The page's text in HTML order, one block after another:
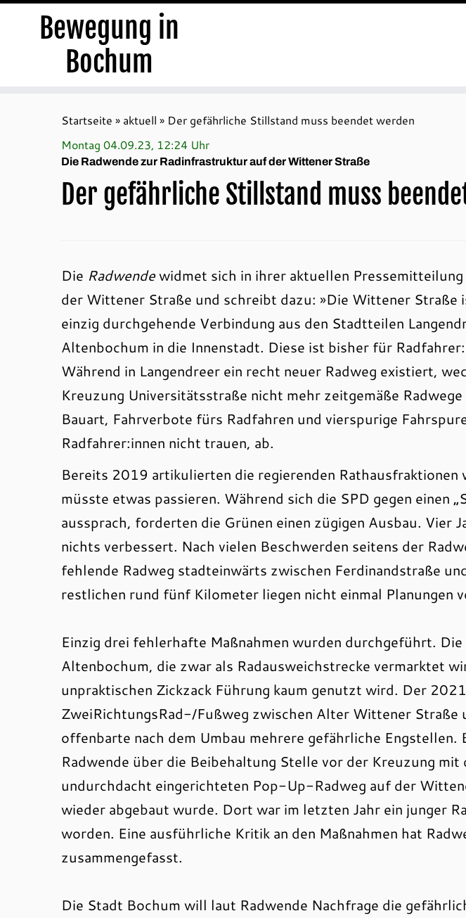
Bewegung in
Bochum
Startseite » aktuell » Der gefährliche Stillstand muss beendet werden
Montag 04.09.23, 12:24 Uhr
Die Radwende zur Radinfrastruktur auf der Wittener Straße
Der gefährliche Stillstand muss
Die Radwendewidmet sich in ihrer aktuellen
der Wittener Straße und schreibt dazu: »Die Wittener Straße
einzig durchgehende Verbindung aus den Stadtteilen
Altenbochum in die Innenstadt. Diese ist bisher für
Während in Langendreer ein recht neuer Radweg existiert,
Kreuzung Universitätsstraße nicht mehr zeitgemäße
Bauart, Fahrverbote fürs Radfahren und vierspurige
Radfahrer:innen nicht trauen, ab.
Bereits 2019 artikulierten die regierenden Rathausfraktionen
müsste etwas passieren. Während sich die SPD gegen einen
aussprach, forderten die Grünen einen zügigen Ausbau. Vier
nichts verbessert. Nach vielen Beschwerden seitens der
fehlende Radweg stadteinwärts zwischen Ferdinandstraße
restlichen rund fünf Kilometer liegen nicht einmal Planungen
Einzig drei fehlerhafte Maßnahmen wurden durchgeführt.
Altenbochum, die zwar als Radausweichstrecke vermarktet
unpraktischen Zickzack Führung kaum genutzt wird. Der
ZweiRichtungsRad-/Fußweg zwischen Alter Wittener Straße
offenbarte nach dem Umbau mehrere gefährliche Engstellen.
Radwende über die Beibehaltung Stelle vor der Kreuzung mit
undurchdacht eingerichteten Pop-Up-Radweg auf der
wieder abgebaut wurde. Dort war im letzten Jahr ein junger
worden. Eine ausführliche Kritik an den Maßnahmen hat
zusammengefasst.
Die Stadt Bochum will laut Radwende Nachfrage die